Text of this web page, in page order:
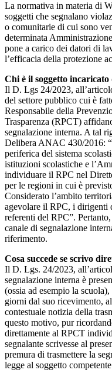
La normativa in materia di
soggetti che segnalano
o comunitarie di cui sono
determinata
pone a carico dei datori di
l’efficacia della protezione
Chi è il soggetto incaricato
Il D. Lgs 24/2023,
del settore pubblico cui è
Responsabile della
Trasparenza (RPCT)
segnalazione interna. A tal
Delibera ANAC 430/2016:
periferica del sistema
istituzioni scolastiche e
individuare il RPC nel
per le regioni in cui è
Considerato l’ambito
agevolare il RPC, i dirigenti
referenti del RPC”.
canale di segnalazione
riferimento.
Cosa succede se scrivo
Il D. Lgs. 24/2023,
segnalazione interna è
(ossia ad esempio la
giorni dal suo ricevimento,
contestuale notizia della
questo motivo, pur
direttamente al RPCT
segnalante scrivesse al
premura di trasmettere la
legge al soggetto